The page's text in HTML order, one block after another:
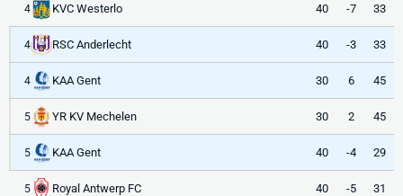
4 KVC Westerlo 40 -7 33
4 RSC Anderlecht 40 -3 33
4 KAA Gent 30 6 45
5 YR KV Mechelen 30 2 45
5 KAA Gent 40 -4 29
5 Royal Antwerp FC 40 -5 31